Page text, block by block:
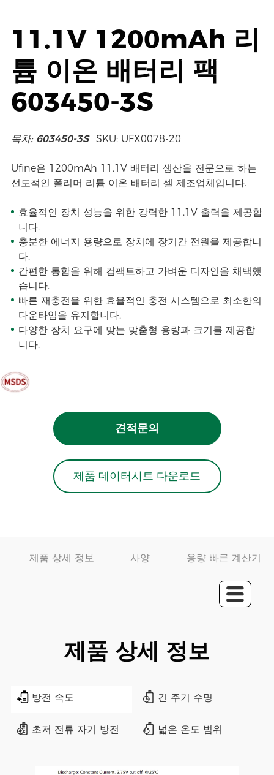
11.1V 1200mAh 리
튬 이온 배터리 팩
603450-3S
목차: 603450-3S SKU: UFX0078-20
Ufine은 1200mAh 11.1V 배터리 생산을 전문으로 하는
선도적인 폴리머 리튬 이온 배터리 셀 제조업체입니다.
효율적인 장치 성능을 위한 강력한 11.1V 출력을 제공합
니다.
충분한 에너지 용량으로 장치에 장기간 전원을 제공합니
다.
간편한 통합을 위해 컴팩트하고 가벼운 디자인을 채택했
습니다.
빠른 재충전을 위한 효율적인 충전 시스템으로 최소한의
다운타임을 유지합니다.
다양한 장치 요구에 맞는 맞춤형 용량과 크기를 제공합
니다.
견적문의
제품 데이터시트 다운로드
제품 상세 정보 사양 용량 빠른 계산기
제품 상세 정보
방전 속도 긴 주기 수명
초저 전류 자기 방전 넓은 온도 범위